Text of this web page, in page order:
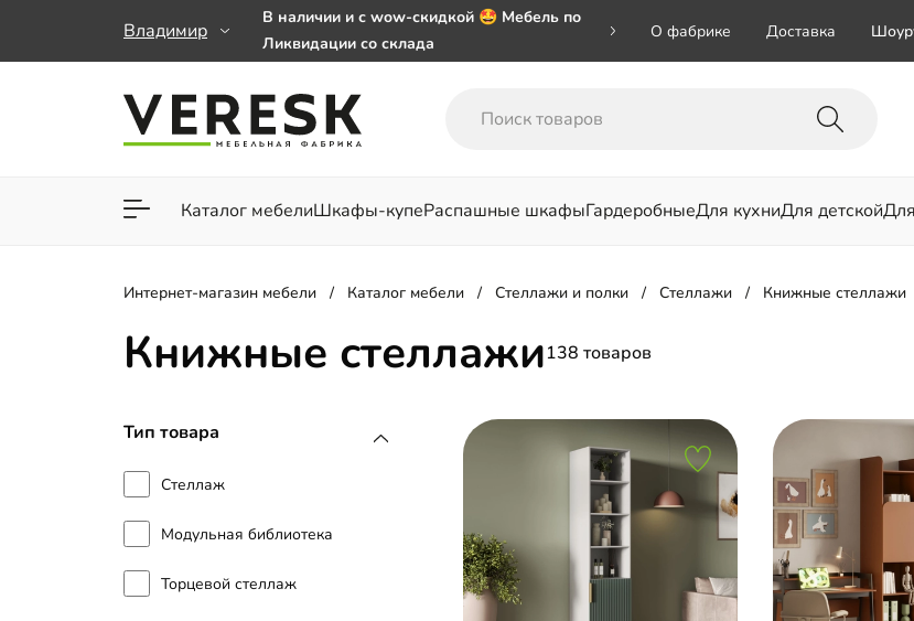
Владимир
В наличии и с wow-скидкой 🤩 Мебель по
Ликвидации со склада
заказе от 50 000 ₽
Важно! Наш Whatsapp переехал на номер
О фабрике Доставка
Каталог мебелиШкафы-купеРаспашные шкафыГардеробныеДля кухниДля детской
Для гостиной Для спальни
Интернет-магазин мебели Каталог мебели Стеллажи и полки Стеллажи Книжные стеллажи
Книжные стеллажи138 товаров
Тип товара
Стеллаж
Модульная библиотека
Торцевой стеллаж